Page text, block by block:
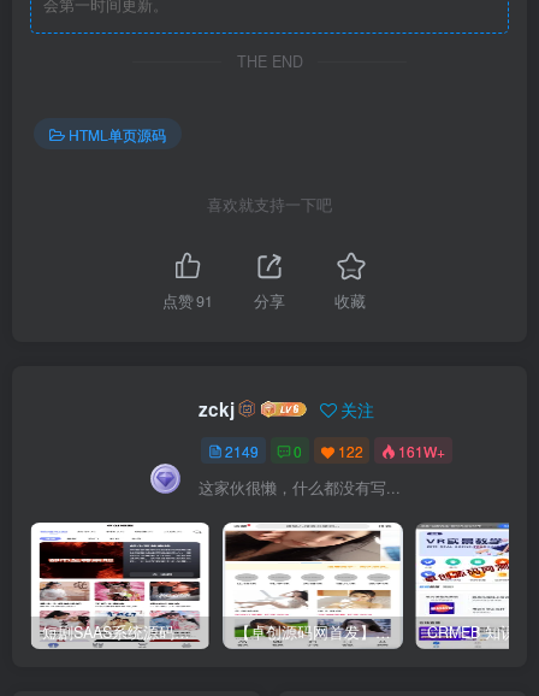
会第一时间更新。
THE END
HTML单页源码
喜欢就支持一下吧
点赞91 分享 收藏
zckj 关注
2149 0 122 161W+
这家伙很懒，什么都没有写...
短剧SAAS系统源码｜多端分销+云存储+多租户架构 【卓创源码网首发】全开源视频打赏系统源码｜双模板+代理分站+易支付对接｜API全面修复｜站长盈利利器！​